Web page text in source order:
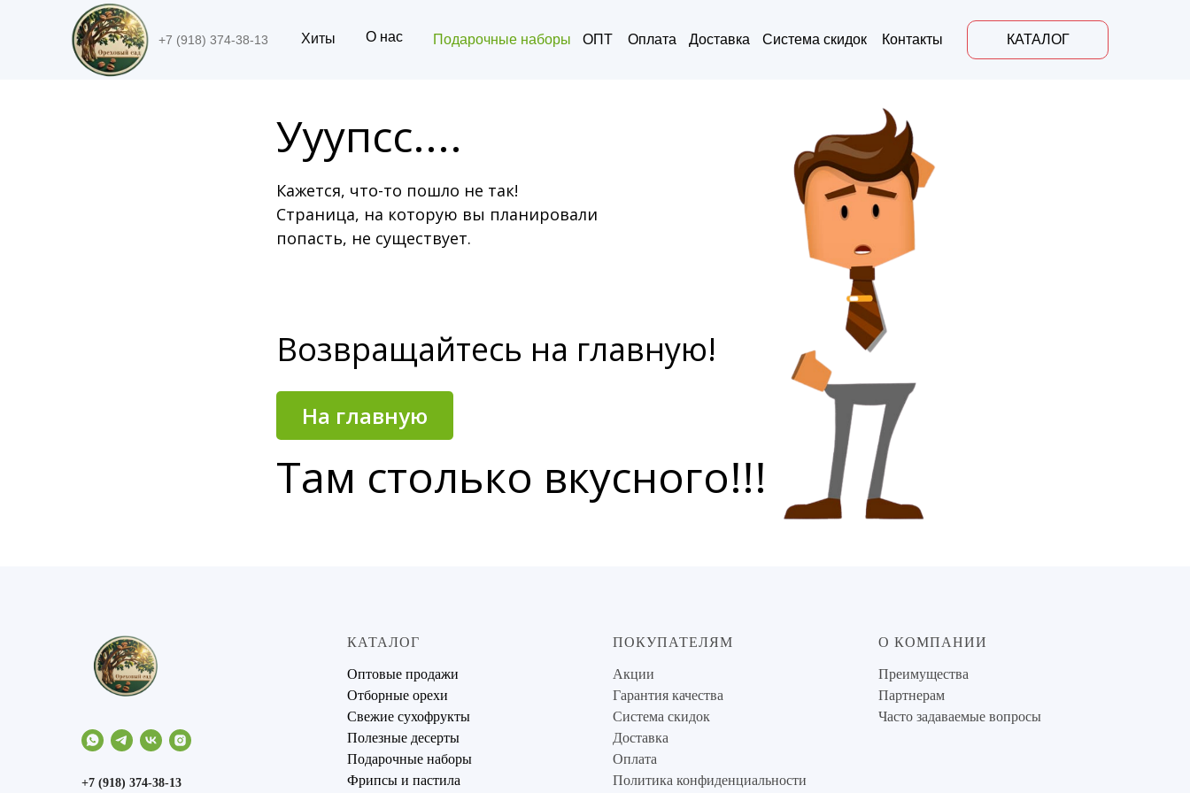
+7 (918) 374-38-13 Хиты Доставка Контакты
О нас КАТАЛОГ
Оплата Система скидок
Подарочные наборы
Вопрос - Ответ
ОПТ
Ууупсс....
Кажется, что-то пошло не так!
Страница, на которую вы планировали
попасть, не существует.
Возвращайтесь на главную!
Там столько вкусного!!!
На главную
+7 (918) 374-38-13
КАТАЛОГ
Оптовые продажи
Отборные орехи
Свежие сухофрукты
Полезные десерты
Подарочные наборы
Фрипсы и пастила
ПОКУПАТЕЛЯМ
Акции
Гарантия качества
Система скидок
Доставка
Оплата
Политика конфиденциальности
О КОМПАНИИ
Преимущества
Партнерам
Часто задаваемые вопросы